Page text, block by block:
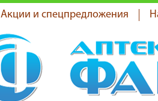
Акции и спецпредложения